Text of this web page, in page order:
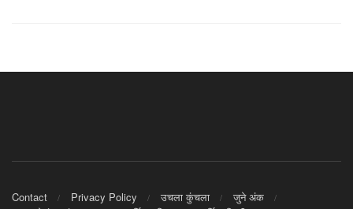
Contact Privacy Policy उचला कुंचला
जुने अंक